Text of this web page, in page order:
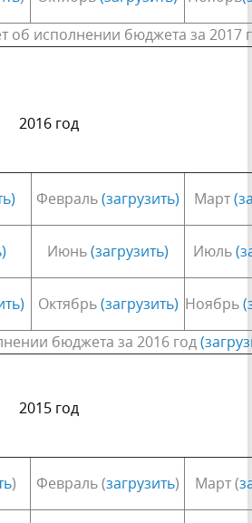
бюджета за 2017
2016 год
Февраль(загрузить) Март
Июнь(загрузить) Июль
Октябрь(загрузить) Ноябрь
бюджета за 2016 год
2015 год
) Февраль (загрузить) Март (